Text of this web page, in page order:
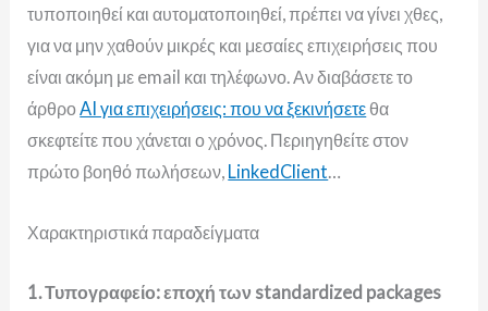
τυποποιηθεί και αυτοματοποιηθεί, πρέπει να γίνει χθες,
για να μην χαθούν μικρές και μεσαίες επιχειρήσεις που
είναι ακόμη με email και τηλέφωνο. Αν διαβάσετε το
άρθροAI για επιχειρήσεις: που να ξεκινήσετε θα
σκεφτείτε που χάνεται ο χρόνος. Περιηγηθείτε στον
πρώτο βοηθό πωλήσεων, LinkedClient…
Χαρακτηριστικά παραδείγματα
1. Τυπογραφείο: εποχή των standardized packages